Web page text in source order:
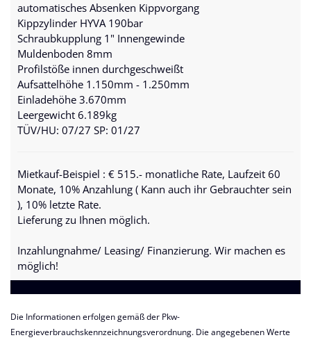
automatisches Absenken Kippvorgang
Kippzylinder HYVA 190bar
Schraubkupplung 1" Innengewinde
Muldenboden 8mm
Profilstöße innen durchgeschweißt
Aufsattelhöhe 1.150mm - 1.250mm
Einladehöhe 3.670mm
Leergewicht 6.189kg
TÜV/HU: 07/27 SP: 01/27
Mietkauf-Beispiel : € 515.- monatliche Rate, Laufzeit 60
Monate, 10% Anzahlung ( Kann auch ihr Gebrauchter sein
), 10% letzte Rate.
Lieferung zu Ihnen möglich.
Inzahlungnahme/ Leasing/ Finanzierung. Wir machen es
möglich!
Die Informationen erfolgen gemäß der Pkw-
Energieverbrauchskennzeichnungsverordnung. Die angegebenen Werte